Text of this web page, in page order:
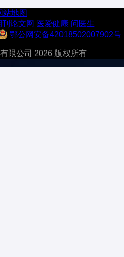
站地图
刊论文网 医爱健康 问医生
鄂公网安备42018502007902号
限公司 2026 版权所有